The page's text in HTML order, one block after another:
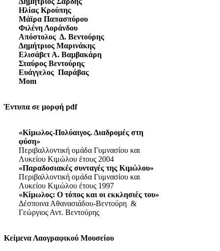
Ηλίας Κρούπης
Μάϊρα Παπασπύρου
Φιλένη Λοράνδου
Απόστολος Δ. Βεντούρης
Δημήτριος Μαρινάκης
Ελισάβετ Α. Βαμβακάρη
Σταύρος Βεντούρης
Ευάγγελος Παράβας
Mom
Έντυπα σε μορφή pdf
«Κίμωλος-Πολύαιγος. Διαδρομές στη
φύση»
Περιβαλλοντική ομάδα Γυμνασίου και
Λυκείου Κιμώλου έτους 2004
«Παραδοσιακές συνταγές της Κιμώλου»
Περιβαλλοντική ομάδα Γυμνασίου και
Λυκείου Κιμώλου έτους 1997
«Κίμωλος: Ο τόπος και οι εκκλησιές του»
Δέσποινα Αθανασιάδου-Βεντούρη &
Γεώργιος Αντ. Βεντούρης
Κείμενα Λαογραφικού Μουσείου